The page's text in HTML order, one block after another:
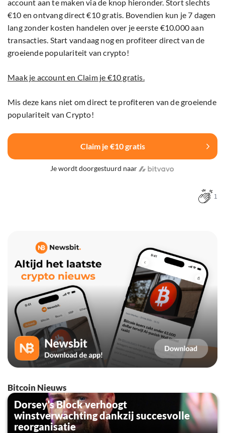
account aan te maken via de knop hieronder. Stort slechts
€10 en ontvang direct €10 gratis. Bovendien kun je 7 dagen
lang zonder kosten handelen over je eerste €10.000 aan
transacties. Start vandaag nog en profiteer direct van de
groeiende populariteit van crypto!
Maak je account en Claim je €10 gratis.
Mis deze kans niet om direct te profiteren van de groeiende
populariteit van Crypto!
Claim je €10 gratis
Je wordt doorgestuurd naar
1
Bitcoin Nieuws
Dorsey’s Block verhoogt
winstverwachting dankzij succesvolle
reorganisatie